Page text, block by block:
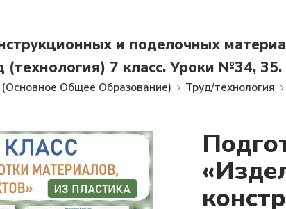
и поделочных
(технология) 7 класс. Уроки №34, 35.
Общее Образование) Труд/технология